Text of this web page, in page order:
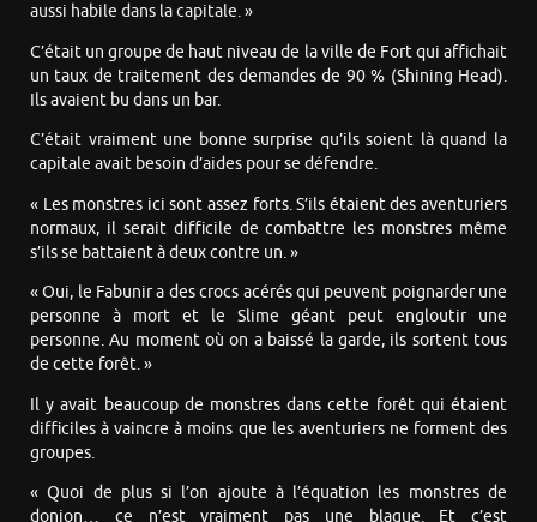
aussi habile dans la capitale. »
C’était un groupe de haut niveau de la ville de Fort qui affichait
un taux de traitement des demandes de 90 % (Shining Head).
Ils avaient bu dans un bar.
C’était vraiment une bonne surprise qu’ils soient là quand la
capitale avait besoin d’aides pour se défendre.
« Les monstres ici sont assez forts. S’ils étaient des aventuriers
normaux, il serait difficile de combattre les monstres même
s’ils se battaient à deux contre un. »
« Oui, le Fabunir a des crocs acérés qui peuvent poignarder une
personne à mort et le Slime géant peut engloutir une
personne. Au moment où on a baissé la garde, ils sortent tous
de cette forêt. »
Il y avait beaucoup de monstres dans cette forêt qui étaient
difficiles à vaincre à moins que les aventuriers ne forment des
groupes.
« Quoi de plus si l’on ajoute à l’équation les monstres de
donjon… ce n’est vraiment pas une blague. Et c’est